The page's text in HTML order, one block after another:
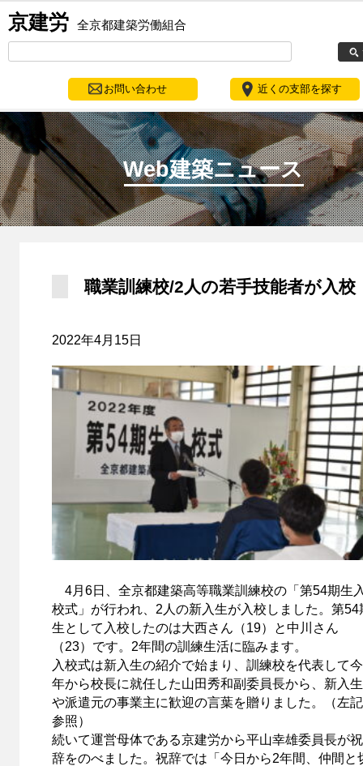
京建労 全京都建築労働組合
お問い合わせ 近くの支部を探す
Web建築ニュース
職業訓練校/2人の若手技能者が入校
2022年4月15日
4月6日、全京都建築高等職業訓練校の「第54期生
校式」が行われ、2人の新入生が入校しました。第54
生として入校したのは大西さん（19）と中川さん
（23）です。2年間の訓練生活に臨みます。
入校式は新入生の紹介で始まり、訓練校を代表して今
年から校長に就任した山田秀和副委員長から、新入生
や派遣元の事業主に歓迎の言葉を贈りました。（左記
参照）
続いて運営母体である京建労から平山幸雄委員長が祝
辞をのべました。祝辞では「今日から2年間、仲間と